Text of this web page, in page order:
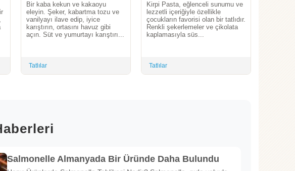
Bir kaba kekun ve kakaoyu
eleyin. Şeker, kabartma tozu ve
vanilyayı ilave edip, iyice
karıştırın, ortasını havuz gibi
açın. Süt ve yumurtayı karıştırı...
Tatlılar
Kirpi Pasta, eğlenceli sunumu ve
lezzetli içeriğiyle özellikle
çocukların favorisi olan bir tatlıdır.
Renkli şekerlemeler ve çikolata
kaplamasıyla süs...
Tatlılar
Salmonelle Almanyada Bir Üründe Daha Bulundu